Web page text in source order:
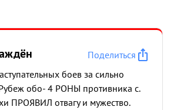
Поделиться
боев за сильно
обо- 4 РОНЫ противника с.
ПРОЯВИЛ отвагу и мужество.